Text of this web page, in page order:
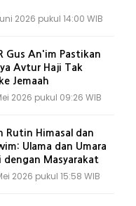
2026 pukul 14:00 WIB
Gus An'im Pastikan
Avtur Haji Tak
Jemaah
2026 pukul 09:26 WIB
Rutin Himasal dan
Ulama dan Umara
dengan Masyarakat
2026 pukul 15:58 WIB